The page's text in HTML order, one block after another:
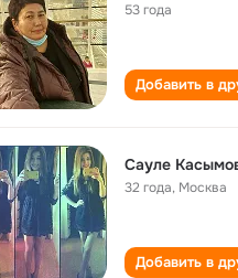
53 года
Добавить в
Сауле
32 года, Москва
Добавить в